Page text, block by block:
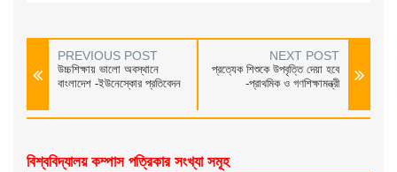
PREVIOUS POST
উচ্চশিক্ষায় ভালো অবস্থানে
বাংলাদেশ -ইউনেস্কোর প্রতিবেদন
NEXT POST
প্রত্যেক শিশুকে উপবৃত্তি দেয়া হবে
-প্রাথমিক ও গণশিক্ষামন্ত্রী
বিশ্ববিদ্যালয় কম্পাস পত্রিকার সংখ্যা সমূহ